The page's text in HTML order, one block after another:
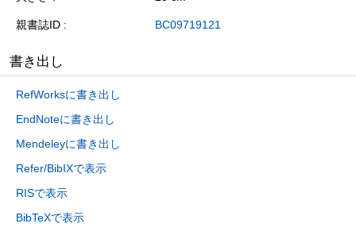
親書誌ID BC09719121
書き出し
RefWorksに書き出し
EndNoteに書き出し
Mendeleyに書き出し
Refer/BibIXで表示
RISで表示
BibTeXで表示